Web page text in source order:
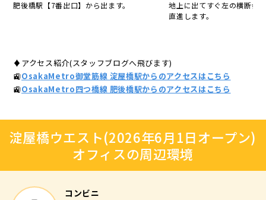
肥後橋駅【7番出口】から出ます。
地上に出てすぐ左の横断歩
直進します。
♦アクセス紹介(スタッフブログへ飛びます)
🚉OsakaMetro御堂筋線 淀屋橋駅からのアクセスはこちら
🚉OsakaMetro四つ橋線 肥後橋駅からのアクセスはこちら
淀屋橋ウエスト(2026年6月1日オープン)
オフィスの周辺環境
コンビニ